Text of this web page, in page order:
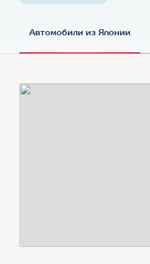
Автомобили из Японии